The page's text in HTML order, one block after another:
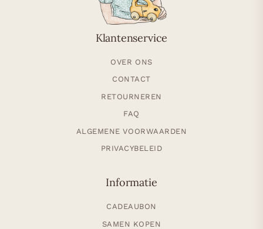
Klantenservice
OVER ONS
CONTACT
RETOURNEREN
FAQ
ALGEMENE VOORWAARDEN
PRIVACYBELEID
Informatie
CADEAUBON
SAMEN KOPEN